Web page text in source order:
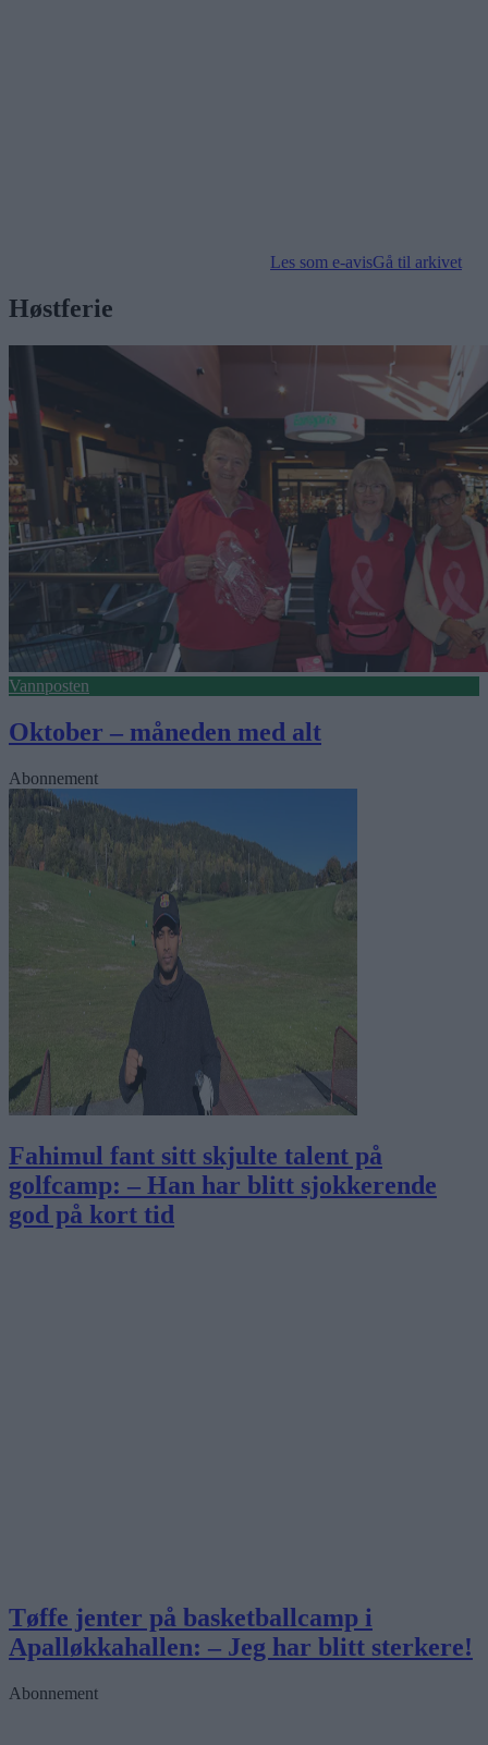
Les som e-avisGå til arkivet
Høstferie
Vannposten
Oktober – måneden med alt
Abonnement
Fahimul fant sitt skjulte talent på
golfcamp: – Han har blitt sjokkerende
god på kort tid
Tøffe jenter på basketballcamp i
Apalløkkahallen: – Jeg har blitt sterkere!
Abonnement